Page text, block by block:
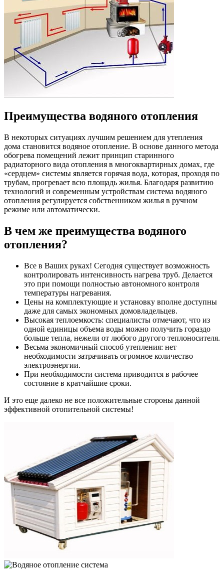
Преимущества водяного отопления
В некоторых ситуациях лучшим решением для утепления
дома становится водяное отопление. В основе данного метода
обогрева помещений лежит принцип старинного
радиаторного вида отопления в многоквартирных домах, где
«сердцем» системы является горячая вода, которая, проходя по
трубам, прогревает всю площадь жилья. Благодаря развитию
технологий и современным устройствам система водяного
отопления регулируется собственником жилья в ручном
режиме или автоматически.
В чем же преимущества водяного
отопления?
Все в Ваших руках! Сегодня существует возможность
контролировать интенсивность нагрева труб. Делается
это при помощи полностью автономного контроля
температуры нагревания.
Цены на комплектующие и установку вполне доступны
даже для самых экономных домовладельцев.
Высокая теплоемкость: специалисты отмечают, что из
одной единицы объема воды можно получить гораздо
больше тепла, нежели от любого другого теплоносителя.
Весьма экономичный способ утепления: нет
необходимости затрачивать огромное количество
электроэнергии.
При необходимости система приводится в рабочее
состояние в кратчайшие сроки.
И это еще далеко не все положительные стороны данной
эффективной отопительной системы!